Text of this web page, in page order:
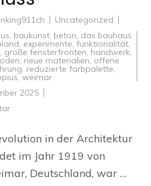
Uncategorized
, baukunst, beton, das bauhaus
, experimente, funktionalität,
, große fensterfronten, handwerk,
, neue materialien, offene
, reduzierte farbpalette,
, weimar
2025
zu
der
Bauhaus-
Architektur:
Ein
Einfluss
in der Architektur
im Jahr 1919 von
Deutschland, war …